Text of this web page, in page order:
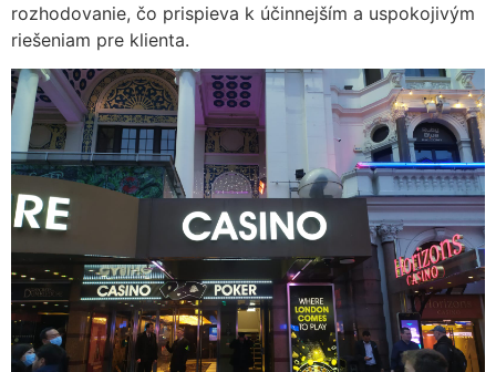
rozhodovanie, čo prispieva k účinnejším a uspokojivým
riešeniam pre klienta.